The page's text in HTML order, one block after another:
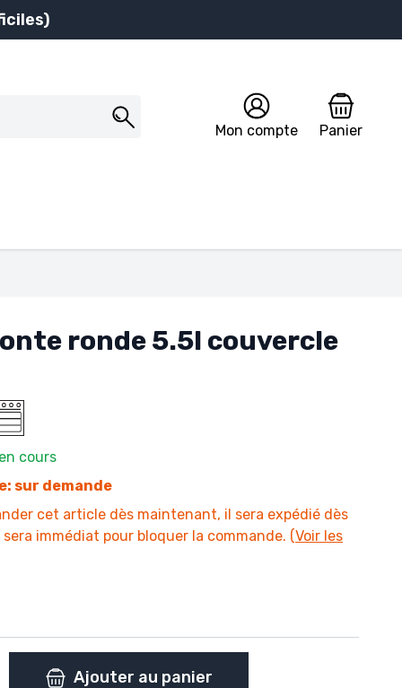
Mon compte Panier
ronde 5.5l couvercle
cours
sur demande
cet article dès maintenant, il sera expédié dès
immédiat pour bloquer la commande. (Voir les
Ajouter au panier